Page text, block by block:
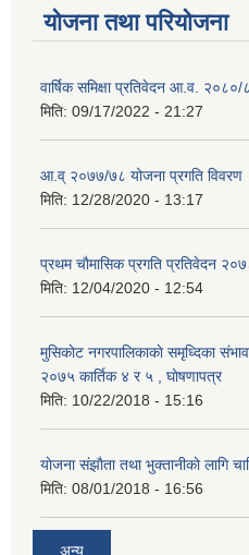
योजना तथा परियोजना
वार्षिक समिक्षा प्रतिवेदन आ.व. २०८०/
मिति: 09/17/2022 - 21:27
आ.व् २०७७/७८ योजना प्रगति विवरण
मिति: 12/28/2020 - 13:17
प्रथम चाैमासिक प्रगति प्रतिवेदन
मिति: 12/04/2020 - 12:54
मुसिकाेट नगरपालिकाकाे समृध्दिका
२०७५ कार्तिक ४ र ५ , घाेषणापत्र
मिति: 10/22/2018 - 15:16
याेजना संझाैता तथा भुक्तानीकाे लागि
मिति: 08/01/2018 - 16:56
अन्य